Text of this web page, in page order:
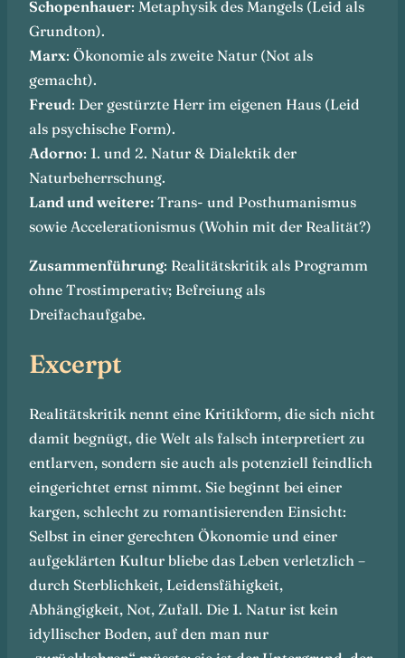
Schopenhauer: Metaphysik des Mangels (Leid als
Grundton).
Marx: Ökonomie als zweite Natur (Not als
gemacht).
Freud: Der gestürzte Herr im eigenen Haus (Leid
als psychische Form).
Adorno: 1. und 2. Natur & Dialektik der
Naturbeherrschung.
Land und weitere: Trans- und Posthumanismus
sowie Accelerationismus (Wohin mit der Realität?)
Zusammenführung: Realitätskritik als Programm
ohne Trostimperativ; Befreiung als
Dreifachaufgabe.
Excerpt
Realitätskritik nennt eine Kritikform, die sich nicht
damit begnügt, die Welt als falsch interpretiert zu
entlarven, sondern sie auch als potenziell feindlich
eingerichtet ernst nimmt. Sie beginnt bei einer
kargen, schlecht zu romantisierenden Einsicht:
Selbst in einer gerechten Ökonomie und einer
aufgeklärten Kultur bliebe das Leben verletzlich –
durch Sterblichkeit, Leidensfähigkeit,
Abhängigkeit, Not, Zufall. Die 1. Natur ist kein
idyllischer Boden, auf den man nur